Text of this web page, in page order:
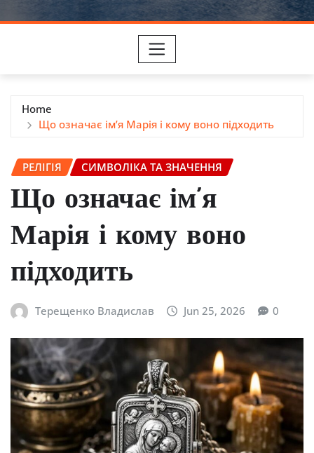
Home
Що означає ім’я Марія і кому воно підходить
РЕЛІГІЯ СИМВОЛІКА ТА ЗНАЧЕННЯ
Що означає ім’я
Марія і кому воно
підходить
Терещенко Владислав Jun 25, 2026 0